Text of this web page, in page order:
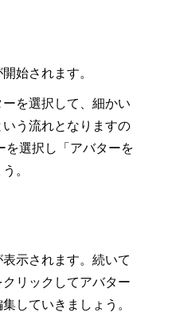
始されます。
を選択して、細かい
う流れとなりますの
を選択し「アバターを
。
示されます。続いて
クリックしてアバター
していきましょう。